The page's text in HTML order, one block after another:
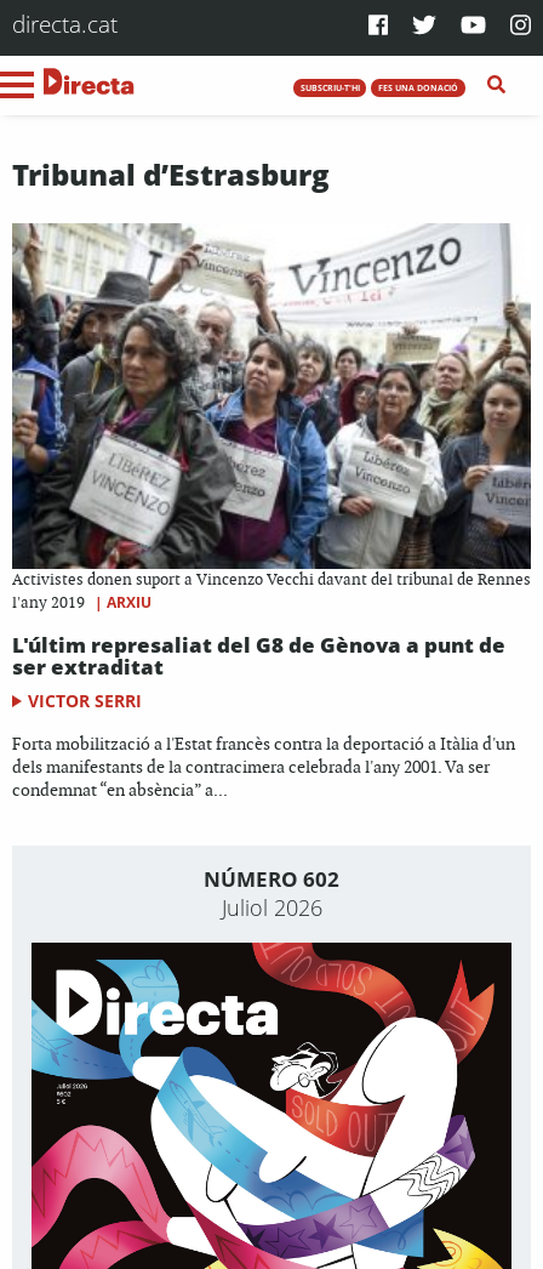
directa.cat
SUBSCRIU-T'HI FES UNA DONACIÓ
Tribunal d’Estrasburg
Activistes donen suport a Vincenzo Vecchi davant del tribunal de Rennes
l'any 2019
| ARXIU
L'últim represaliat del G8 de Gènova a punt de
ser extraditat
VICTOR SERRI
Forta mobilització a l'Estat francès contra la deportació a Itàlia d'un
dels manifestants de la contracimera celebrada l'any 2001. Va ser
condemnat “en absència” a...
NÚMERO 602
Juliol 2026